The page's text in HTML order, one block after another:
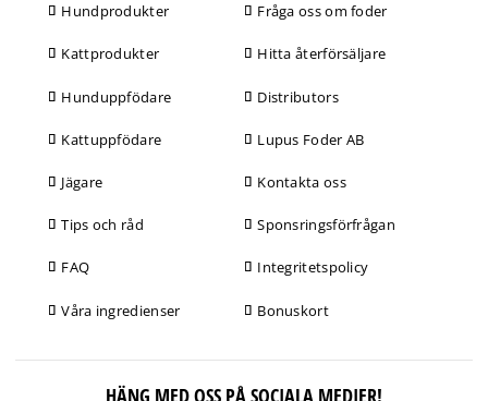
Hundprodukter
Kattprodukter
Hunduppfödare
Kattuppfödare
Jägare
Tips och råd
FAQ
Våra ingredienser
Fråga oss om foder
Hitta återförsäljare
Distributors
Lupus Foder AB
Kontakta oss
Sponsringsförfrågan
Integritetspolicy
Bonuskort
HÄNG MED OSS PÅ SOCIALA MEDIER!